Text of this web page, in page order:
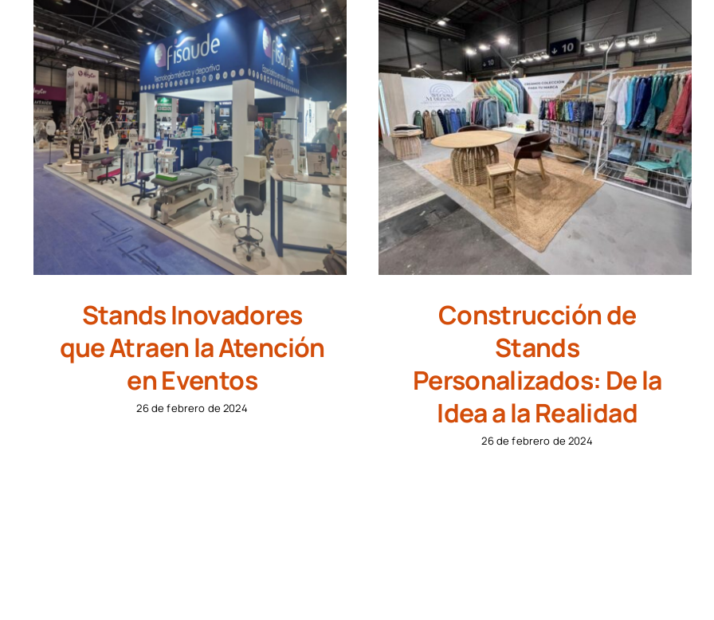
Stands Inovadores
que Atraen la Atención
en Eventos
26 de febrero de 2024
Construcción de
Stands
Personalizados: De la
Idea a la Realidad
26 de febrero de 2024